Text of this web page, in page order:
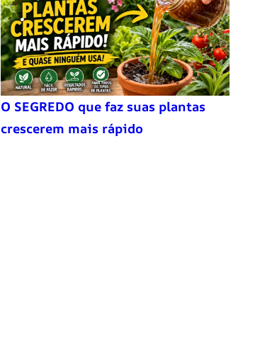
O SEGREDO que faz suas plantas
crescerem mais rápido